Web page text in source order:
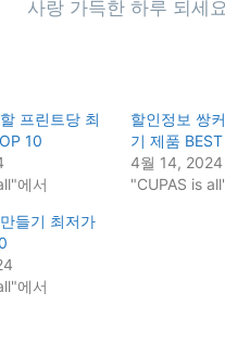
사랑 가득한 하루 되세
프린트당 최
10
에서
할인정보 쌍
기 제품
4월 14, 2024
"CUPAS is
들기 최저가
에서